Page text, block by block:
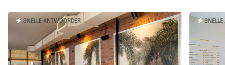
Kantoorruimte
Kraampje / Marktkraam
Markt / Festival
SNELLE ANTWOORDER SNELLE